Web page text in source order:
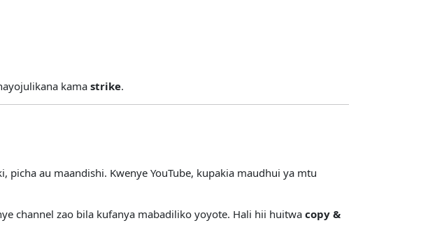
kamastrike.
au maandishi. Kwenye YouTube, kupakia maudhui ya mtu
channel zao bila kufanya mabadiliko yoyote. Hali hii huitwacopy &